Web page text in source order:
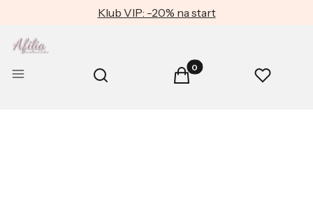
Klub VIP: -20% na start
Menu Otwórz wyszukiwarkę
Szukaj Produkty w koszyku: 0.
Koszyk Ulubione